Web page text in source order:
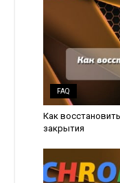
FAQ
Как
закрытия